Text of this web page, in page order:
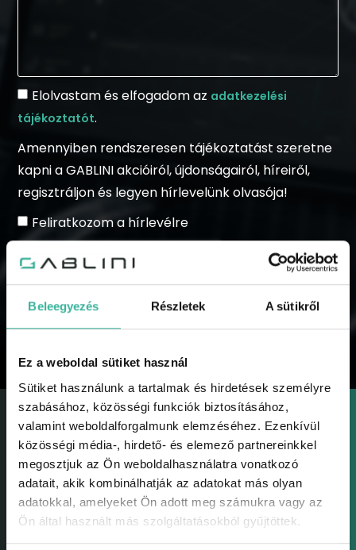
Beleegyezés Részletek A sütikről
Ez a weboldal sütiket használ
Sütiket használunk a tartalmak és hirdetések személyre
szabásához, közösségi funkciók biztosításához,
valamint weboldalforgalmunk elemzéséhez. Ezenkívül
közösségi média-, hirdető- és elemező partnereinkkel
megosztjuk az Ön weboldalhasználatra vonatkozó
adatait, akik kombinálhatják az adatokat más olyan
adatokkal, amelyeket Ön adott meg számukra vagy az
Ön által használt más szolgáltatásokból gyűjtöttek.
Elolvastam és elfogadom az adatkezelési
tájékoztatót.
Amennyiben rendszeresen tájékoztatást szeretne
kapni a GABLINI akcióiról, újdonságairól, híreiről,
regisztráljon és legyen hírlevelünk olvasója!
Feliratkozom a hírlevélre
KÜLDÉS
GABLINI
Gablini
Környezetvédelem